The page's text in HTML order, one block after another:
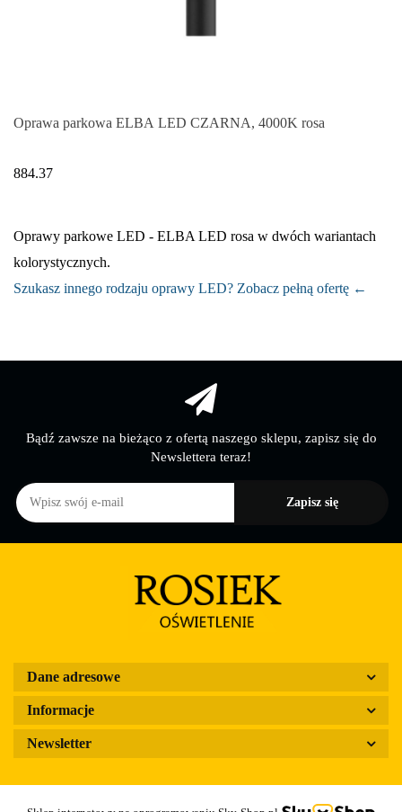
Oprawa parkowa ELBA LED CZARNA, 4000K rosa
884.37
Oprawy parkowe LED - ELBA LED rosa w dwóch wariantach
kolorystycznych.
Szukasz innego rodzaju oprawy LED? Zobacz pełną ofertę ←
Bądź zawsze na bieżąco z ofertą naszego sklepu, zapisz się do
Newslettera teraz!
Dane adresowe
Informacje
Newsletter